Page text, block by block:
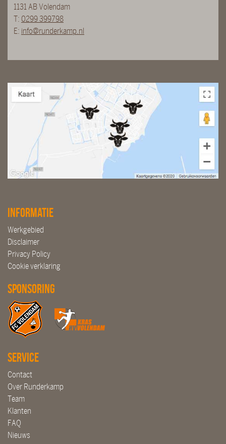
1131 AB Volendam
T: 0299 399798
E: info@runderkamp.nl
Informatie
Werkgebied
Disclaimer
Privacy Policy
Cookie verklaring
Sponsoring
Service
Contact
Over Runderkamp
Team
Klanten
FAQ
Nieuws